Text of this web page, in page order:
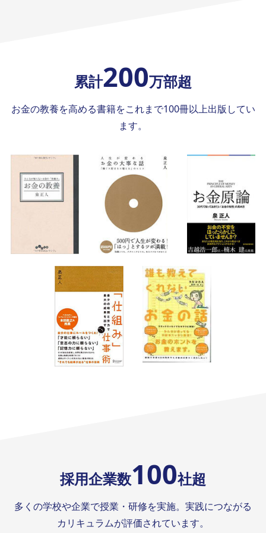
累計200万部超
お金の教養を高める書籍をこれまで100冊以上出版してい
ます。
採用企業数100社超
多くの学校や企業で授業・研修を実施。実践につながる
カリキュラムが評価されています。